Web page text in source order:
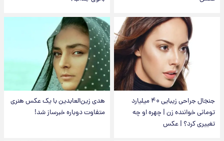
جنجال جراحی زیبایی ۴۰ میلیارد
تومانی خواننده زن | چهره او چه
تغییری کرد؟ | عکس
هدی زین‌العابدین با یک عکس هنری
متفاوت دوباره خبرساز شد!